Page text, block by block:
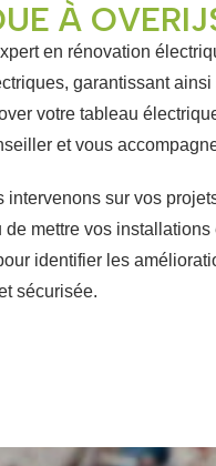
À
en rénovation
garantissant
votre tableau
et vous
sur vos
mettre vos installations
identifier les
sécurisée.